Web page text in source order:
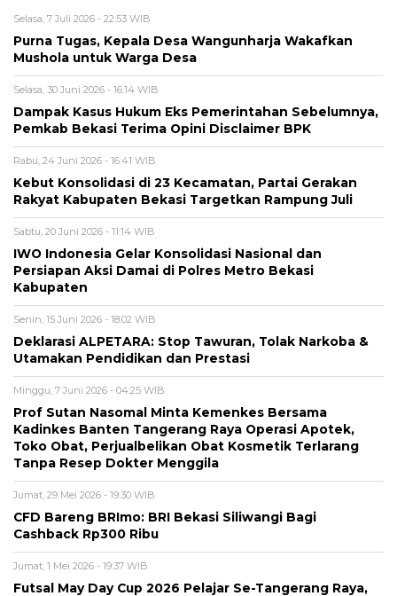
Selasa, 7 Juli 2026 - 22:53 WIB
Purna Tugas, Kepala Desa Wangunharja Wakafkan
Mushola untuk Warga Desa
Selasa, 30 Juni 2026 - 16:14 WIB
Dampak Kasus Hukum Eks Pemerintahan Sebelumnya,
Pemkab Bekasi Terima Opini Disclaimer BPK
Rabu, 24 Juni 2026 - 16:41 WIB
Kebut Konsolidasi di 23 Kecamatan, Partai Gerakan
Rakyat Kabupaten Bekasi Targetkan Rampung Juli
Sabtu, 20 Juni 2026 - 11:14 WIB
IWO Indonesia Gelar Konsolidasi Nasional dan
Persiapan Aksi Damai di Polres Metro Bekasi
Kabupaten
Senin, 15 Juni 2026 - 18:02 WIB
Deklarasi ALPETARA: Stop Tawuran, Tolak Narkoba &
Utamakan Pendidikan dan Prestasi
Minggu, 7 Juni 2026 - 04:25 WIB
Prof Sutan Nasomal Minta Kemenkes Bersama
Kadinkes Banten Tangerang Raya Operasi Apotek,
Toko Obat, Perjualbelikan Obat Kosmetik Terlarang
Tanpa Resep Dokter Menggila
Jumat, 29 Mei 2026 - 19:30 WIB
CFD Bareng BRImo: BRI Bekasi Siliwangi Bagi
Cashback Rp300 Ribu
Jumat, 1 Mei 2026 - 19:37 WIB
Futsal May Day Cup 2026 Pelajar Se-Tangerang Raya,